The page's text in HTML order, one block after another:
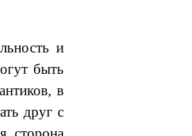
и
быть
в
друг с